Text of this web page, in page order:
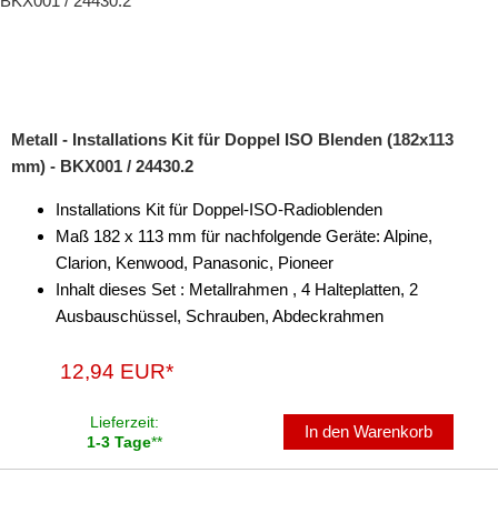
Metall - Installations Kit für Doppel ISO Blenden (182x113
mm) - BKX001 / 24430.2
Installations Kit für Doppel-ISO-Radioblenden
Maß 182 x 113 mm für nachfolgende Geräte: Alpine,
Clarion, Kenwood, Panasonic, Pioneer
Inhalt dieses Set : Metallrahmen , 4 Halteplatten, 2
Ausbauschüssel, Schrauben, Abdeckrahmen
12,94 EUR*
Lieferzeit:
1-3 Tage**
In den Warenkorb